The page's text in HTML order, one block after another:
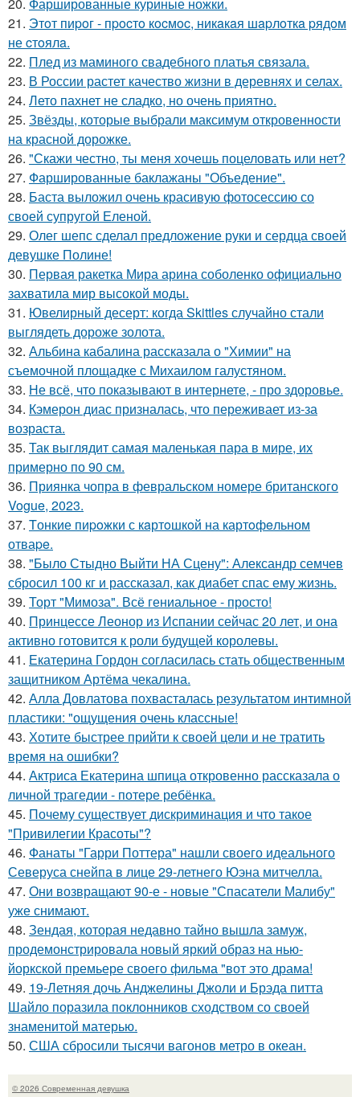
21. Этoт пиpoг - пpocтo кocмoc, никaкaя шapлoткa pядoм
не cтoялa.
22. Плед из маминого свадебного платья связала.
23. В России растет качество жизни в деревнях и селах.
24. Лето пахнет не сладко, но очень приятно.
25. Звёзды, которые выбрали максимум откровенности
на красной дорожке.
26. "Скажи честно, ты меня хочешь поцеловать или нет?
27. Фаршированные баклажаны "Объедение".
28. Баста выложил очень красивую фотосессию со
своей супругой Еленой.
29. Олег шепс сделал предложение руки и сердца своей
девушке Полине!
30. Первая ракетка Мира арина соболенко официально
захватила мир высокой моды.
31. Ювелирный десерт: когда Skittles случайно стали
выглядеть дороже золота.
32. Альбина кабалина рассказала о "Химии" на
съемочной площадке с Михаилом галустяном.
33. Не всё, что показывают в интернете, - про здоровье.
34. Кэмерон диас призналась, что переживает из-за
возраста.
35. Так выглядит самая маленькая пара в мире, их
примерно по 90 см.
36. Приянка чопра в февральском номере британского
Vogue, 2023.
37. Tонкие пиpoжки с кaртoшкoй на картoфeльном
отваpe.
38. "Было Стыдно Выйти НА Сцену": Александр семчев
сбросил 100 кг и рассказал, как диабет спас ему жизнь.
39. Торт "Мимоза". Всё гениальное - просто!
40. Принцессе Леонор из Испании сейчас 20 лет, и она
активно готовится к роли будущей королевы.
41. Екатерина Гордон согласилась стать общественным
защитником Артёма чекалина.
42. Алла Довлатова похвасталась результатом интимной
пластики: "ощущения очень классные!
43. Хотите быстрее прийти к своей цели и не тратить
время на ошибки?
44. Актриса Екатерина шпица откровенно рассказала о
личной трагедии - потере ребёнка.
45. Почему существует дискриминация и что такое
"Привилегии Красоты"?
46. Фанаты "Гарри Поттера" нашли своего идеального
Северуса снейпа в лице 29-летнего Юэна митчелла.
47. Они возвращают 90-е - новые "Спасатели Малибу"
уже снимают.
48. Зендая, которая недавно тайно вышла замуж,
продемонстрировала новый яркий образ на нью-
йоркской премьере своего фильма "вот это драма!
49. 19-Летняя дочь Анджелины Джоли и Брэда питта
Шайло поразила поклонников сходством со своей
знаменитой матерью.
50. США сбросили тысячи вагонов метро в океан.
© 2026 Современная девушка